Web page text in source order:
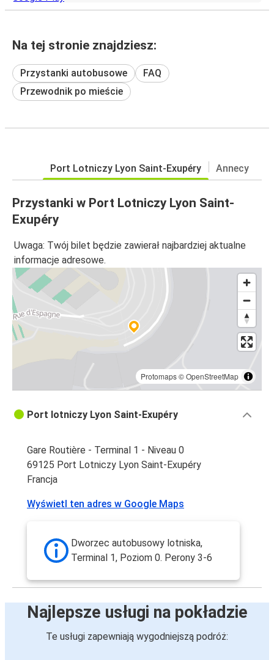
Na tej stronie znajdziesz:
Przystanki autobusowe
FAQ
Przewodnik po mieście
Port Lotniczy Lyon Saint-Exupéry Annecy
Przystanki w Port Lotniczy Lyon Saint-
Exupéry
Uwaga: Twój bilet będzie zawierał najbardziej aktualne
informacje adresowe.
Protomaps©OpenStreetMap
Port lotniczy Lyon Saint-Exupéry
Gare Routière - Terminal 1 - Niveau 0
69125 Port Lotniczy Lyon Saint-Exupéry
Francja
Wyświetl ten adres w Google Maps
Dworzec autobusowy lotniska,
Terminal 1, Poziom 0. Perony 3-6
Najlepsze usługi na pokładzie
Te usługi zapewniają wygodniejszą podróż: